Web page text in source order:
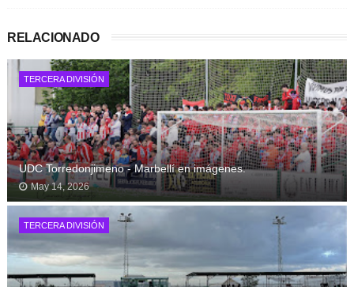
RELACIONADO
TERCERA DIVISIÓN
UDC Torredonjimeno - Marbellí en imágenes.
May 14, 2026
TERCERA DIVISIÓN